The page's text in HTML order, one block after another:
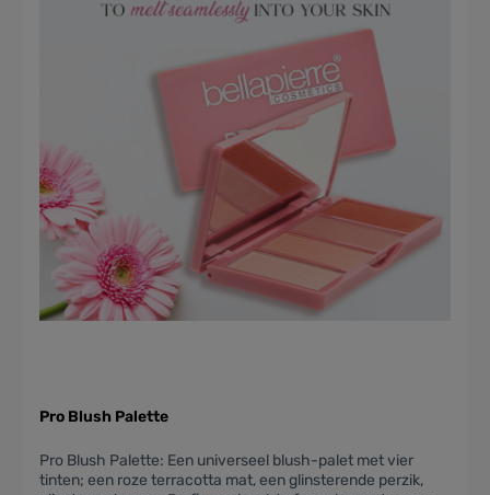
Pro Blush Palette
Pro Blush Palette: Een universeel blush-palet met vier
tinten; een roze terracotta mat, een glinsterende perzik,